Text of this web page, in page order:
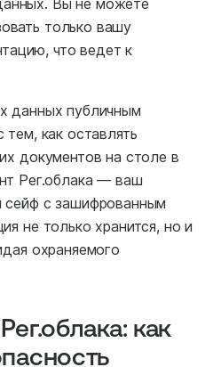
Вы не можете
только вашу
что ведет к
данных публичным
как оставлять
документов на столе в
Рег.облака — ваш
сейф с зашифрованным
не только хранится, но и
охраняемого
как